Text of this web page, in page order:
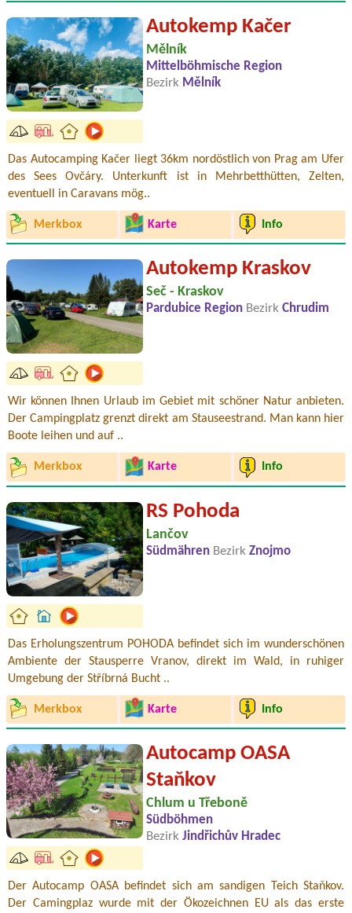
Autokemp Kačer
Mělník
Mittelböhmische Region
Bezirk Mělník
Das Autocamping Kačer liegt 36km nordöstlich von Prag am Ufer
des Sees Ovčáry. Unterkunft ist in Mehrbetthütten, Zelten,
eventuell in Caravans mög..
Merkbox Karte Info
Autokemp Kraskov
Seč - Kraskov
Pardubice Region Bezirk Chrudim
Wir können Ihnen Urlaub im Gebiet mit schöner Natur anbieten.
Der Campingplatz grenzt direkt am Stauseestrand. Man kann hier
Boote leihen und auf ..
Merkbox Karte Info
RS Pohoda
Lančov
Südmähren Bezirk Znojmo
Das Erholungszentrum POHODA befindet sich im wunderschönen
Ambiente der Stausperre Vranov, direkt im Wald, in ruhiger
Umgebung der Stříbrná Bucht ..
Merkbox Karte Info
Autocamp OASA
Staňkov
Chlum u Třeboně
Südböhmen
Bezirk Jindřichův Hradec
Der Autocamp OASA befindet sich am sandigen Teich Staňkov.
Der Camingplaz wurde mit der Ökozeichnen EU als das erste